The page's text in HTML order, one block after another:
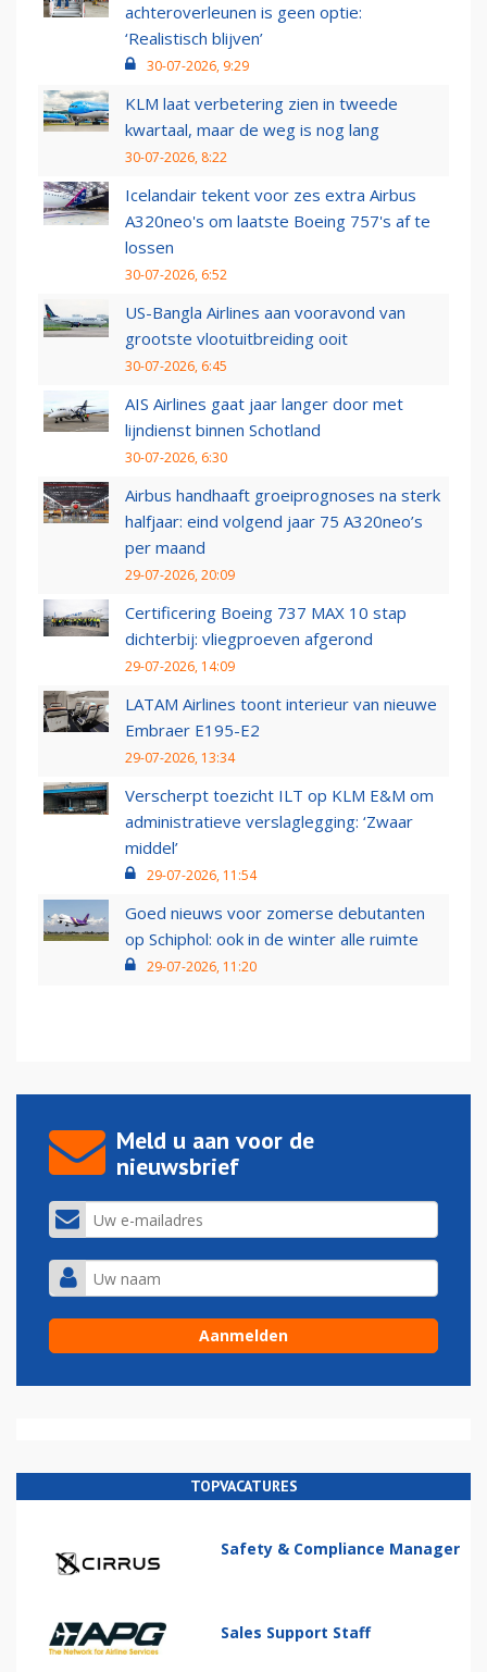
achteroverleunen is geen optie:
‘Realistisch blijven’
30-07-2026, 9:29
KLM laat verbetering zien in tweede
kwartaal, maar de weg is nog lang
30-07-2026, 8:22
Icelandair tekent voor zes extra Airbus
A320neo's om laatste Boeing 757's af te
lossen
30-07-2026, 6:52
US-Bangla Airlines aan vooravond van
grootste vlootuitbreiding ooit
30-07-2026, 6:45
AIS Airlines gaat jaar langer door met
lijndienst binnen Schotland
30-07-2026, 6:30
Airbus handhaaft groeiprognoses na sterk
halfjaar: eind volgend jaar 75 A320neo’s
per maand
29-07-2026, 20:09
Certificering Boeing 737 MAX 10 stap
dichterbij: vliegproeven afgerond
29-07-2026, 14:09
LATAM Airlines toont interieur van nieuwe
Embraer E195-E2
29-07-2026, 13:34
Verscherpt toezicht ILT op KLM E&M om
administratieve verslaglegging: ‘Zwaar
middel’
29-07-2026, 11:54
Goed nieuws voor zomerse debutanten
op Schiphol: ook in de winter alle ruimte
29-07-2026, 11:20
Meld u aan voor de
nieuwsbrief
TOPVACATURES
Safety & Compliance Manager
Sales Support Staff